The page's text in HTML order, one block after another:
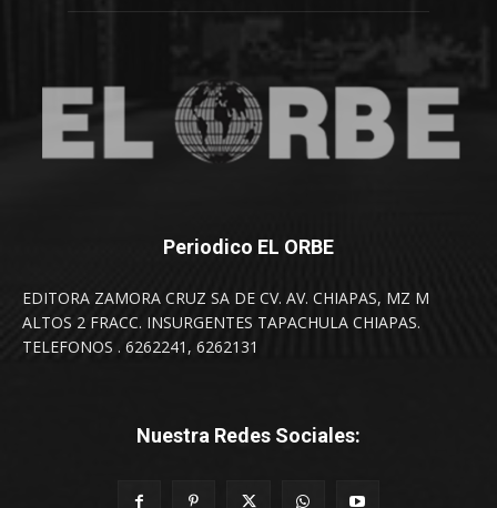
Periodico EL ORBE
EDITORA ZAMORA CRUZ SA DE CV. AV. CHIAPAS, MZ M
ALTOS 2 FRACC. INSURGENTES TAPACHULA CHIAPAS.
TELEFONOS . 6262241, 6262131
Nuestra Redes Sociales: